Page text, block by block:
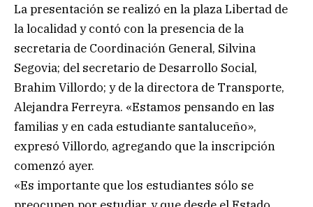
La presentación se realizó en la plaza Libertad de
la localidad y contó con la presencia de la
secretaria de Coordinación General, Silvina
Segovia; del secretario de Desarrollo Social,
Brahim Villordo; y de la directora de Transporte,
Alejandra Ferreyra. «Estamos pensando en las
familias y en cada estudiante santaluceño»,
expresó Villordo, agregando que la inscripción
comenzó ayer.
«Es importante que los estudiantes sólo se